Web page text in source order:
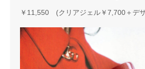
￥11,550 (クリアジェル￥7,700＋デザ